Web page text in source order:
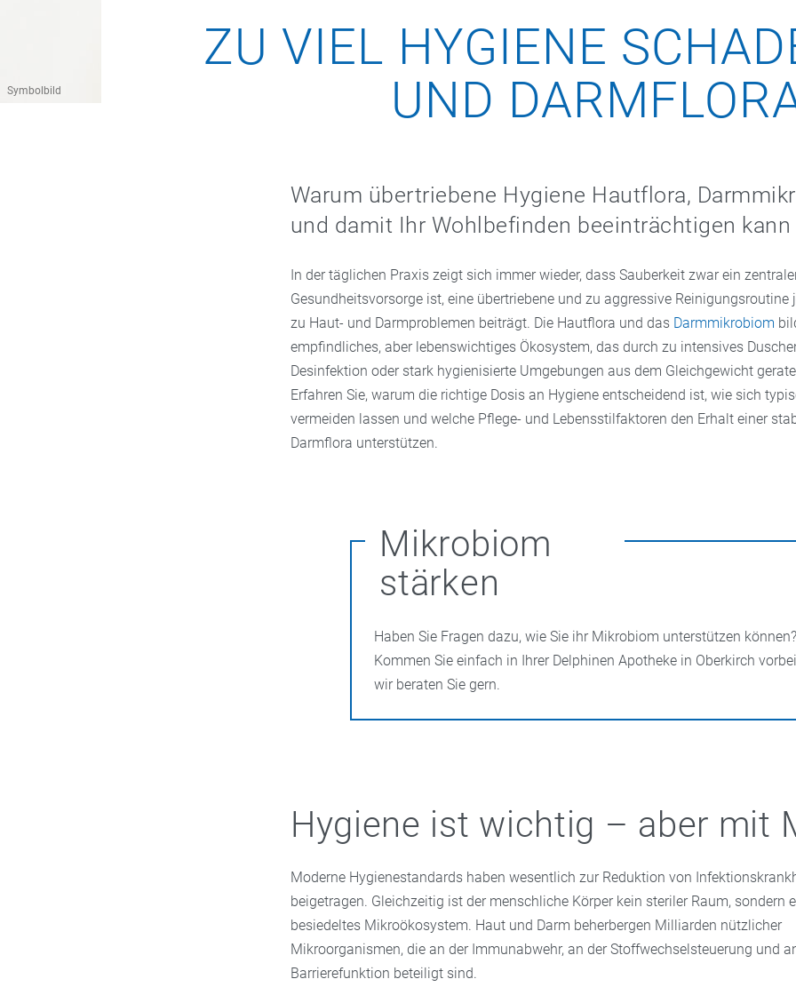
Symbolbild
ZU VIEL HYGIENE
UND
Warum übertriebene Hygiene Haut­flora,
und damit Ihr Wohlbefinden beeinträchtigen kann
In der täglichen Praxis zeigt sich immer wieder, dass Sauberkeit zwar ein
Gesundheitsvorsorge ist, eine übertriebene und zu aggressive Reinigungsroutine
zu Haut- und Darmproblemen beiträgt. Die Hautflora und das Darmmikrobiom
empfindliches, aber lebenswichtiges Ökosystem, das durch zu intensives
Desinfektion oder stark hygienisierte Umgebungen aus dem Gleichgewicht
Erfahren Sie, warum die richtige Dosis an Hygiene entscheidend ist, wie sich
vermeiden lassen und welche Pflege- und Lebensstilfaktoren den Erhalt einer
Darmflora unterstützen.
Mikrobiom
stärken
Haben Sie Fragen dazu, wie Sie ihr Mikrobiom unterstützen können?
Kommen Sie einfach in Ihrer Delphinen Apotheke in Oberkirch
wir beraten Sie gern.
Hygiene ist wichtig – aber mit
Moderne Hygienestandards haben wesentlich zur Reduktion von
beigetragen. Gleichzeitig ist der menschliche Körper kein steriler Raum, sondern
besiedeltes Mikroökosystem. Haut und Darm beherbergen Milliarden nützlicher
Mikroorganismen, die an der Immunabwehr, an der Stoffwechselsteuerung und
Barrierefunktion beteiligt sind.